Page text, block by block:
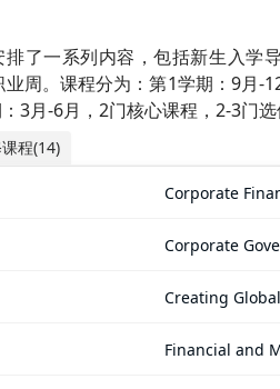
制要求GMAT/GRE，但良好的
了一系列内容，包括新生入学
周。课程分为：第1学期：9月-
3月-6月，2门核心课程，2-3门选
程(14)
Corporate
Corporate
sponsibility
Creating
Financial and